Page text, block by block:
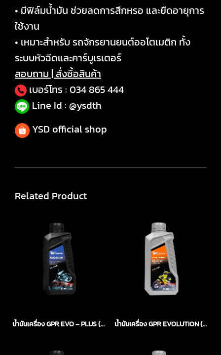
• มีฟิล์มน้ำมัน ช่วยลดการสึกหรอ และยืดอายุการ
ใช้งาน
• เหมาะสำหรับ รถจักรยานยนต์ออโตเมติก ทั้ง
ระบบหัวฉีดและคาร์บูเรเตอร์
สอบถาม | สั่งซื้อสินค้า
เบอร์โทร : 034 865 444
Line Id : @ysdth
YSD official shop
Related Product
น้ำมันเครื่อง GPR EVO – PLUS (ระบบหัวฉีด) น้ำมันเครื่อง GPR EVOLUTION (ระบบหัวฉีด)